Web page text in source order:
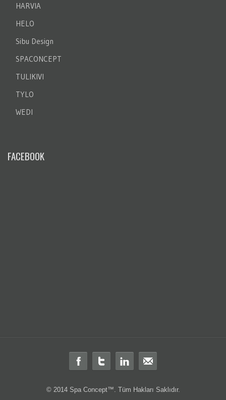
HARVIA
HELO
Sibu Design
SPACONCEPT
TULIKIVI
TYLO
WEDI
FACEBOOK
© 2014 Spa Concept™. Tüm Hakları Saklıdır.